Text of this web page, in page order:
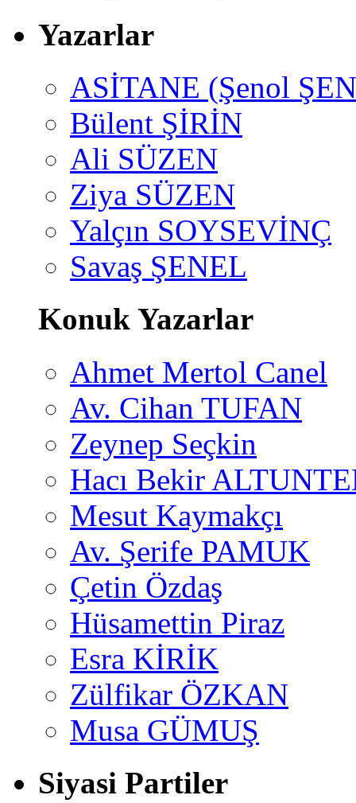
Yazarlar
ASİTANE (Şenol
Bülent ŞİRİN
Ali SÜZEN
Ziya SÜZEN
Yalçın SOYSEVİNÇ
Savaş ŞENEL
Konuk Yazarlar
Ahmet Mertol Canel
Av. Cihan TUFAN
Zeynep Seçkin
Hacı Bekir
Mesut Kaymakçı
Av. Şerife PAMUK
Çetin Özdaş
Hüsamettin Piraz
Esra KİRİK
Zülfikar ÖZKAN
Musa GÜMUŞ
Siyasi Partiler